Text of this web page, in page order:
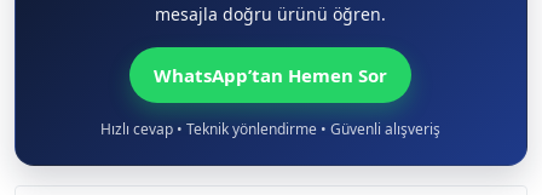
mesajla doğru ürünü öğren.
WhatsApp’tan Hemen Sor
Hızlı cevap • Teknik yönlendirme • Güvenli alışveriş